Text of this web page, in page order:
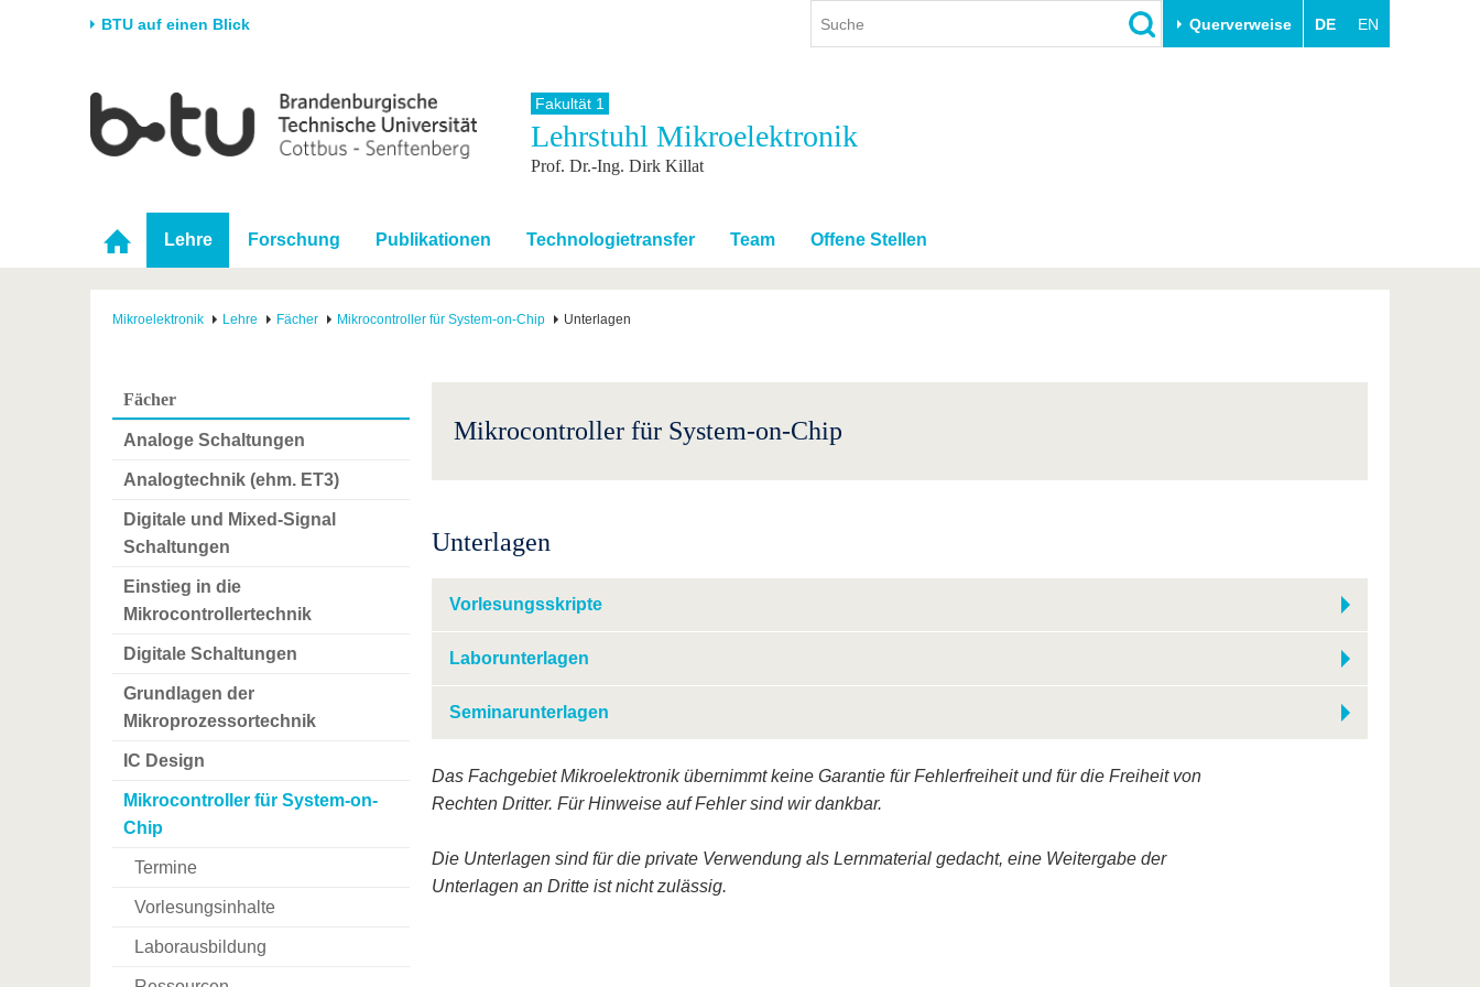
BTU auf einen Blick Querverweise DE EN
Universität
Karriere & Engagement
Partnerschaften &
Strukturwandel
Forschung
Förderung
Wissenschaftlicher
Nachwuchs
Studium
Studienangebot
Im Studium
Nach dem Studium
International
Internationales Profil
Mit der BTU ins Ausland
Für internationale
Studierende
Weiterbildung
Innovative Transferprojekte
BTU & Region erleben
Fakultät 1
Lehrstuhl Mikroelektronik
Prof. Dr.-Ing. Dirk Killat
Lehre Forschung Publikationen Technologietransfer Team Offene Stellen
Mikroelektronik Lehre Fächer Mikrocontroller für System-on-Chip Unterlagen
Fächer
Analoge Schaltungen
Analogtechnik (ehm. ET3)
Digitale und Mixed-Signal
Schaltungen
Einstieg in die
Mikrocontrollertechnik
Digitale Schaltungen
Grundlagen der
Mikroprozessortechnik
IC Design
Mikrocontroller für System-on-
Chip
Termine
Vorlesungsinhalte
Laborausbildung
Mikrocontroller für System-on-Chip
Unterlagen
Vorlesungsskripte
Laborunterlagen
Seminarunterlagen
Das Fachgebiet Mikroelektronik übernimmt keine Garantie für Fehlerfreiheit und für die Freiheit von
Rechten Dritter. Für Hinweise auf Fehler sind wir dankbar.
Die Unterlagen sind für die private Verwendung als Lernmaterial gedacht, eine Weitergabe der
Unterlagen an Dritte ist nicht zulässig.